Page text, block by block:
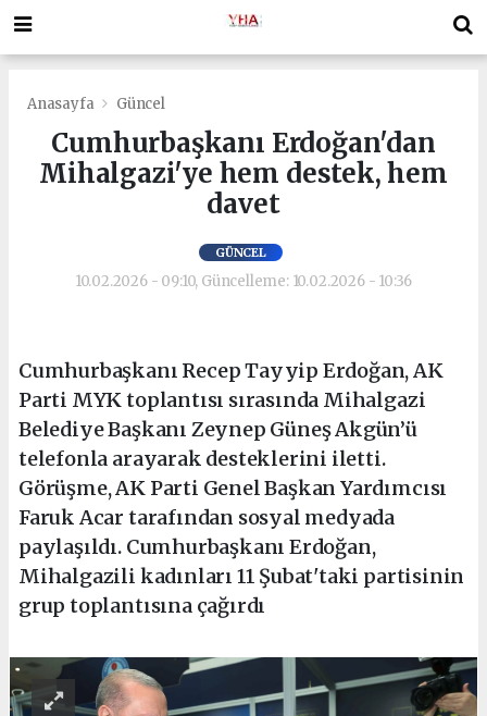
Anasayfa Güncel
Cumhurbaşkanı Erdoğan'dan
Mihalgazi'ye hem destek, hem
davet
GÜNCEL
10.02.2026 - 09:10, Güncelleme: 10.02.2026 - 10:36
Cumhurbaşkanı Recep Tayyip Erdoğan, AK
Parti MYK toplantısı sırasında Mihalgazi
Belediye Başkanı Zeynep Güneş Akgün’ü
telefonla arayarak desteklerini iletti.
Görüşme, AK Parti Genel Başkan Yardımcısı
Faruk Acar tarafından sosyal medyada
paylaşıldı. Cumhurbaşkanı Erdoğan,
Mihalgazili kadınları 11 Şubat'taki partisinin
grup toplantısına çağırdı